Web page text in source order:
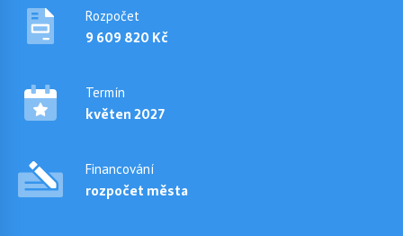
Rozpočet
9 609 820 Kč
Termín
květen 2027
Financování
rozpočet města